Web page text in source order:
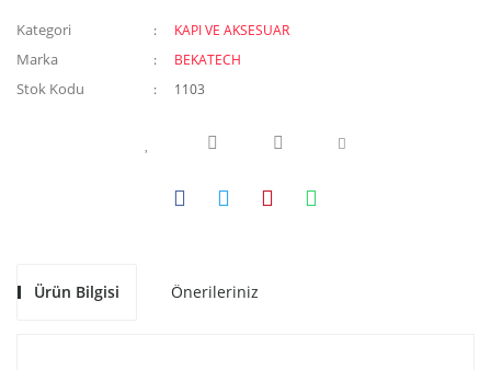
Kategori KAPI VE AKSESUAR
Marka BEKATECH
Stok Kodu 1103
Ürün Bilgisi Önerileriniz